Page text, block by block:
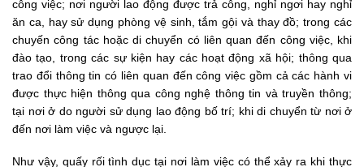
công việc; nơi người lao động được trả công, nghỉ ngơi hay nghỉ
ăn ca, hay sử dụng phòng vệ sinh, tắm gội và thay đồ; trong các
chuyến công tác hoặc di chuyển có liên quan đến công việc, khi
đào tạo, trong các sự kiện hay các hoạt động xã hội; thông qua
trao đổi thông tin có liên quan đến công việc gồm cả các hành vi
được thực hiện thông qua công nghệ thông tin và truyền thông;
tại nơi ở do người sử dụng lao động bố trí; khi di chuyển từ nơi ở
đến nơi làm việc và ngược lại.
Như vậy, quấy rối tình dục tại nơi làm việc có thể xảy ra khi thực